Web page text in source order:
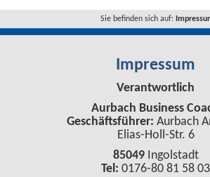
Sie befinden sich auf:
Impressum
Verantwortlich
Aurbach Business
Geschäftsführer: Aurbach
Elias-Holl-Str. 6
85049Ingolstadt
Tel: 0176-80 81 58 03